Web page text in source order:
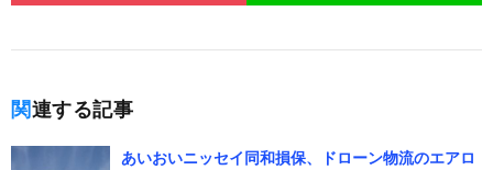
関連する記事
あいおいニッセイ同和損保、ドローン物流のエアロ